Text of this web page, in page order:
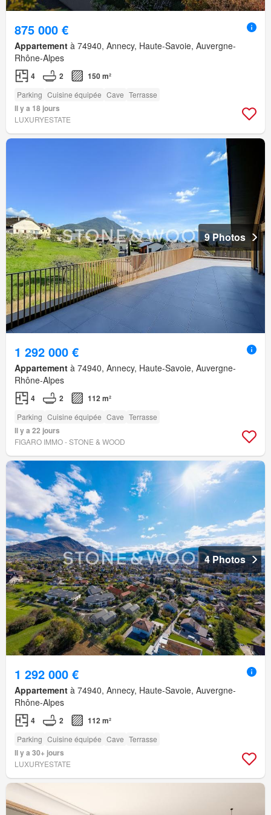
875 000 €
Appartement à 74940, Annecy, Haute-Savoie, Auvergne-
Rhône-Alpes
4 2 150 m²
Parking Cuisine équipée Cave Terrasse
Il y a 18 jours
LUXURYESTATE
9 Photos
1 292 000 €
Appartement à 74940, Annecy, Haute-Savoie, Auvergne-
Rhône-Alpes
4 2 112 m²
Parking Cuisine équipée Cave Terrasse
Il y a 22 jours
FIGARO IMMO - STONE & WOOD
4 Photos
1 292 000 €
Appartement à 74940, Annecy, Haute-Savoie, Auvergne-
Rhône-Alpes
4 2 112 m²
Parking Cuisine équipée Cave Terrasse
Il y a 30+ jours
LUXURYESTATE